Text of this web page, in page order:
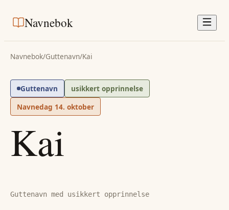
Navnebok
Navnebok/Guttenavn/Kai
Guttenavn
usikkert opprinnelse
Navnedag 14. oktober
Kai
Guttenavn med usikkert opprinnelse